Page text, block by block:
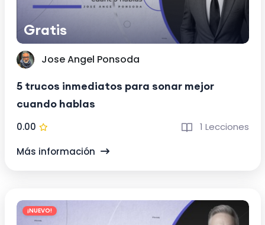
Gratis
Jose Angel Ponsoda
5 trucos inmediatos para sonar mejor
cuando hablas
0.00
1 Lecciones
Más información
¡NUEVO!